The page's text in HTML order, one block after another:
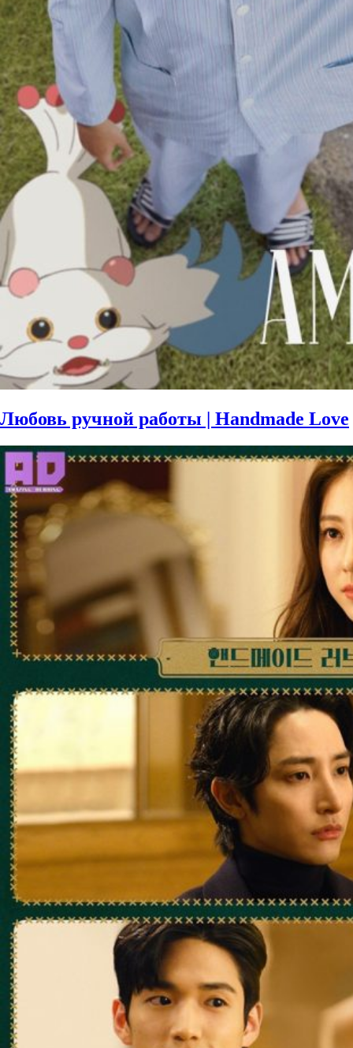
Любовь ручной работы | Handmade Love